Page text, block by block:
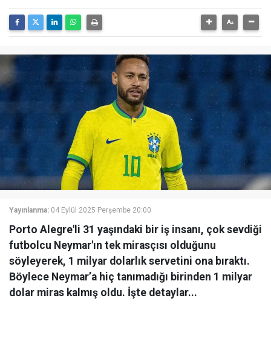
Yayınlanma: 04 Eylül 2025 Perşembe 20:00
Porto Alegre'li 31 yaşındaki bir iş insanı, çok sevdiği
futbolcu Neymar'ın tek mirasçısı olduğunu
söyleyerek, 1 milyar dolarlık servetini ona bıraktı.
Böylece Neymar’a hiç tanımadığı birinden 1 milyar
dolar miras kalmış oldu. İşte detaylar...